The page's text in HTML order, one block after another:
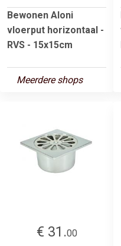
Bewonen Aloni
vloerput horizontaal -
RVS - 15x15cm
Meerdere shops
€ 31.00